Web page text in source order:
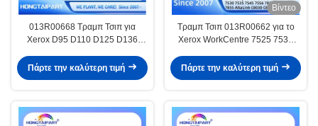
013R00668 Τραμπ Τσιπ για
Xerox D95 D110 D125 D136
Πάρτε την καλύτερη τιμή
Βίντεο
Τραμπ Τσιπ 013R00662 για το
Xerox WorkCentre 7525 7530
7855 AltaLink C8030 C8035
C8045 C8055 C8070 EC8036
Πάρτε την καλύτερη τιμή